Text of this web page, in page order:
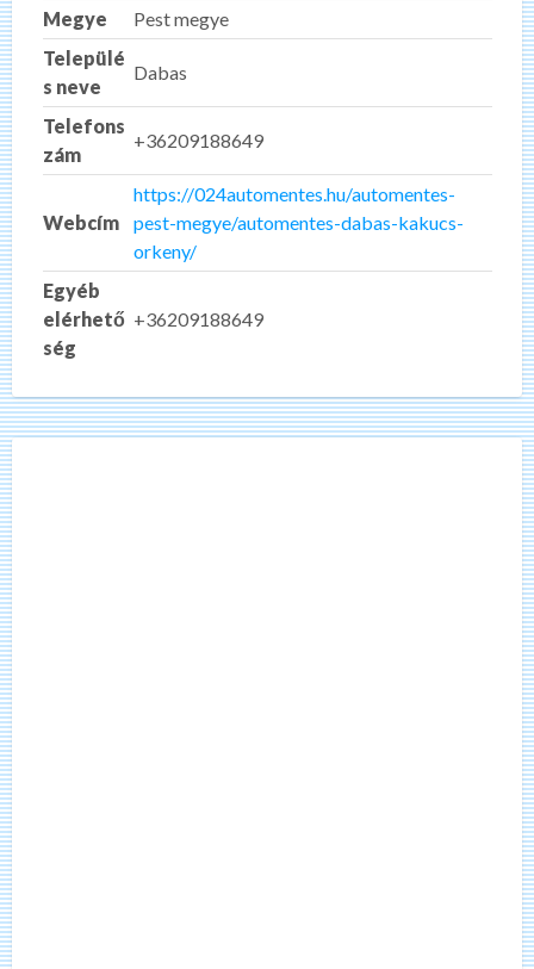
Megye
Pest megye
Települé
s neve
Dabas
Telefons
zám
+36209188649
Webcím
https://024automentes.hu/automentes-
pest-megye/automentes-dabas-kakucs-
orkeny/
Egyéb
elérhető
ség
+36209188649